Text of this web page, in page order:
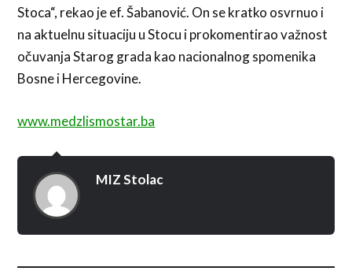
Stoca“, rekao je ef. Šabanović. On se kratko osvrnuo i
na aktuelnu situaciju u Stocu i prokomentirao važnost
očuvanja Starog grada kao nacionalnog spomenika
Bosne i Hercegovine.
www.medzlismostar.ba
MIZ Stolac